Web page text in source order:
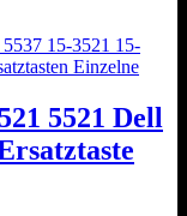
5521 Dell